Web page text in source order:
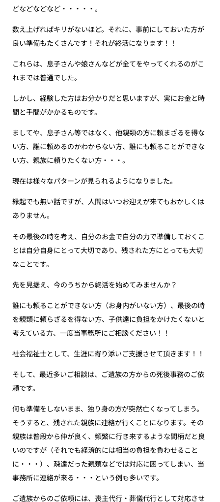
どなどなどなど・・・・・。
数え上げればキリがないほど。それに、事前にしておいた方が
良い準備もたくさんです！それが終活になります！！
これらは、息子さんや娘さんなどが全てをやってくれるのがこ
れまでは普通でした。
しかし、経験した方はお分かりだと思いますが、実にお金と時
間と手間がかかるものです。
ましてや、息子さん等ではなく、他親類の方に頼まざるを得な
い方、誰に頼めるのかわからない方、誰にも頼ることができな
い方、親族に頼りたくない方・・・。
現在は様々なパターンが見られるようになりました。
縁起でも無い話ですが、人間はいつお迎えが来てもおかしくは
ありません。
その最後の時を考え、自分のお金で自分の力で準備しておくこ
とは自分自身にとって大切であり、残された方にとっても大切
なことです。
先を見据え、今のうちから終活を始めてみませんか？
誰にも頼ることができない方（お身内がいない方）、最後の時
を親類に頼らざるを得ない方、子供達に負担をかけたくないと
考えている方、一度当事務所にご相談ください！！
社会福祉士として、生涯に寄り添いご支援させて頂きます！！
そして、最近多いご相談は、ご遺族の方からの死後事務のご依
頼です。
何も準備をしないまま、独り身の方が突然亡くなってしまう。
そうすると、残された親族に連絡が行くことになります。その
親族は普段から仲が良く、頻繁に行き来するような間柄だと良
いのですが（それでも経済的には相当の負担を負わせること
に・・・）、疎遠だった親類などでは対応に困ってしまい、当
事務所に連絡が来る・・・という例も多いです。
ご遺族からのご依頼には、喪主代行・葬儀代行として対応させ